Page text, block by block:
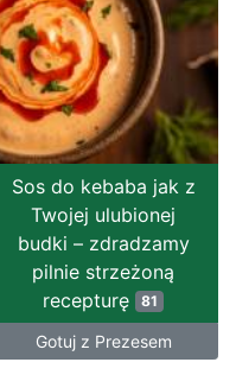
Sos do kebaba jak z
Twojej ulubionej
budki – zdradzamy
pilnie strzeżoną
recepturę 81
Gotuj z Prezesem